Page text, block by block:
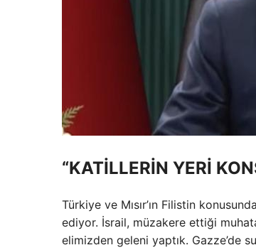
“KATİLLERİN YERİ
Türkiye ve Mısır’ın Filistin
ediyor. İsrail, müzakere ettiği
elimizden geleni yaptık. Gazze’de